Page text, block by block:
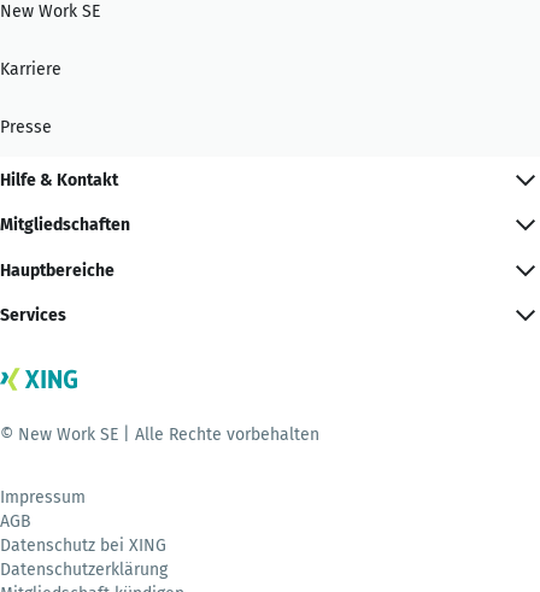
New Work SE
Karriere
Presse
Hilfe & Kontakt
Mitgliedschaften
Hauptbereiche
Services
© New Work SE | Alle Rechte vorbehalten
Impressum
AGB
Datenschutz bei XING
Datenschutzerklärung